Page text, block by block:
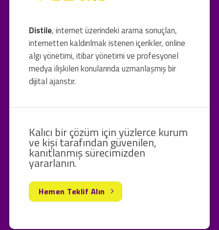
Distile, internet üzerindeki arama sonuçları,
internetten kaldırılmak istenen içerikler, online
algı yönetimi, itibar yönetimi ve profesyonel
medya ilişkileri konularında uzmanlaşmış bir
dijital ajanstır.
Kalıcı bir çözüm için yüzlerce kurum
ve kişi tarafından güvenilen,
kanıtlanmış sürecimizden
yararlanın.
Hemen Teklif Alın